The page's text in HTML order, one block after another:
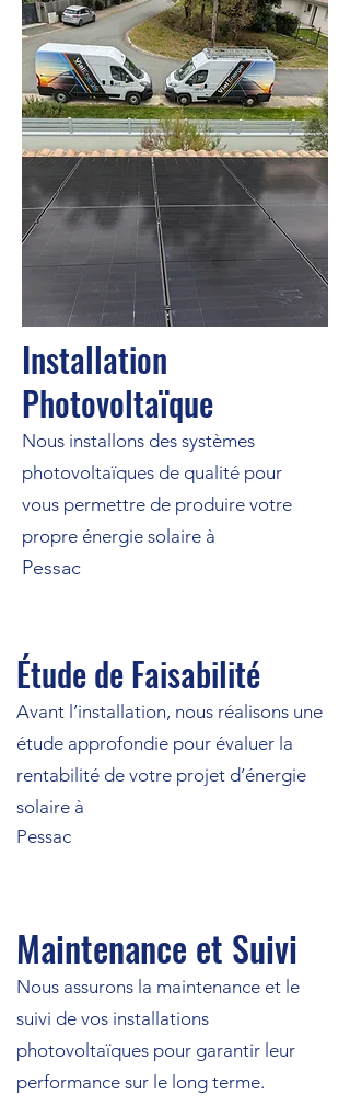
Installation
Photovoltaïque
Nous installons des systèmes
photovoltaïques de qualité pour
vous permettre de produire votre
propre énergie solaire à
Pessac
Étude de Faisabilité
Avant l’installation, nous réalisons une
étude approfondie pour évaluer la
rentabilité de votre projet d’énergie
solaire à
Pessac
Maintenance et Suivi
Nous assurons la maintenance et le
suivi de vos installations
photovoltaïques pour garantir leur
performance sur le long terme.